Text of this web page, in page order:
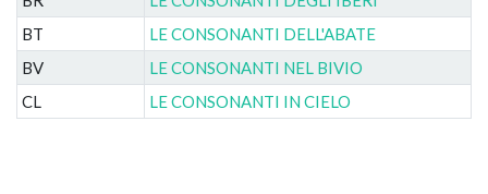
BT
LE CONSONANTI DELL'ABATE
BV
LE CONSONANTI NEL BIVIO
CL
LE CONSONANTI IN CIELO